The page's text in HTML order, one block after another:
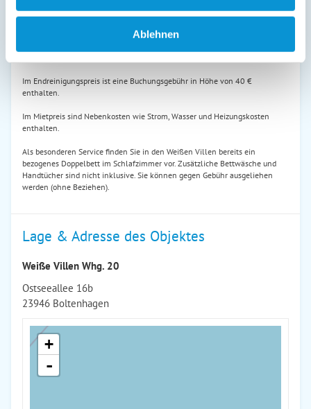
Ablehnen
Mögliche An- und Abreisetage sind somit Montag bis Samstag.
Im Endreinigungspreis ist eine Buchungsgebühr in Höhe von 40 €
enthalten.
Im Mietpreis sind Nebenkosten wie Strom, Wasser und Heizungskosten
enthalten.
Als besonderen Service finden Sie in den Weißen Villen bereits ein
bezogenes Doppelbett im Schlafzimmer vor. Zusätzliche Bettwäsche und
Handtücher sind nicht inklusive. Sie können gegen Gebühr ausgeliehen
werden (ohne Beziehen).
Lage & Adresse des Objektes
Weiße Villen Whg. 20
Ostseeallee 16b
23946 Boltenhagen
+
-